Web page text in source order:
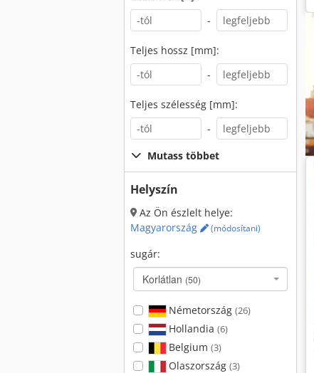
-
Teljes hossz [mm]:
-
Teljes szélesség [mm]:
-
Mutass többet
Helyszín
Az Ön észlelt helye:
Magyarország
(módosítani)
sugár:
Korlátlan (50)
Németország (26)
Hollandia (6)
Belgium (3)
Olaszország (3)